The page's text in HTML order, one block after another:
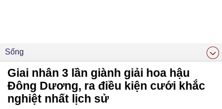
Sống
Giai nhân 3 lần giành giải hoa hậu
Đông Dương, ra điều kiện cưới khắc
nghiệt nhất lịch sử